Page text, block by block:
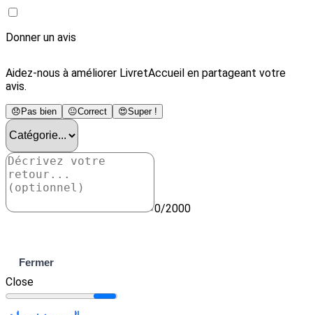
Donner un avis
Aidez-nous à améliorer LivretAccueil en partageant votre
avis.
😞 Pas bien 😐Correct 😍Super !
0/2000
Fermer
Close